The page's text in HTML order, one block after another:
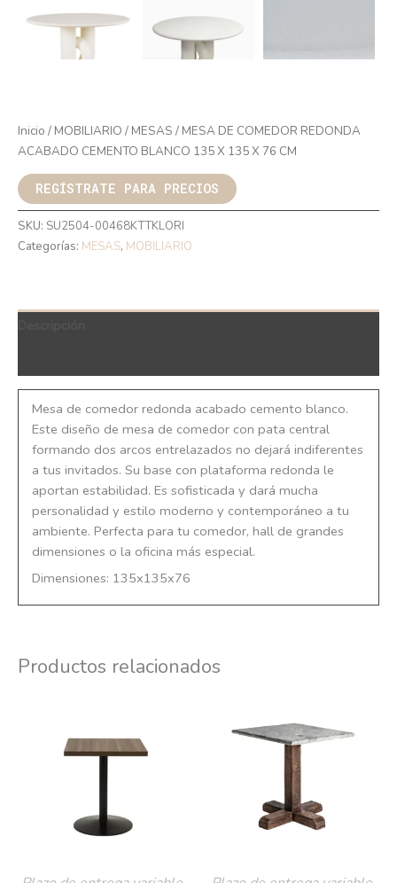
Inicio / MOBILIARIO / MESAS / MESA DE COMEDOR REDONDA
ACABADO CEMENTO BLANCO 135 X 135 X 76 CM
REGÍSTRATE PARA PRECIOS
SKU: SU2504-00468KTTKLORI
Categorías: MESAS, MOBILIARIO
Mesa de comedor redonda acabado cemento blanco.
Este diseño de mesa de comedor con pata central
formando dos arcos entrelazados no dejará indiferentes
a tus invitados. Su base con plataforma redonda le
aportan estabilidad. Es sofisticada y dará mucha
personalidad y estilo moderno y contemporáneo a tu
ambiente. Perfecta para tu comedor, hall de grandes
dimensiones o la oficina más especial.
Dimensiones: 135x135x76
Productos relacionados